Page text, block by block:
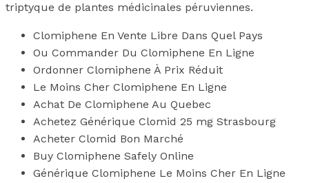
triptyque de plantes médicinales péruviennes.
Clomiphene En Vente Libre Dans Quel Pays
Ou Commander Du Clomiphene En Ligne
Ordonner Clomiphene À Prix Réduit
Le Moins Cher Clomiphene En Ligne
Achat De Clomiphene Au Quebec
Achetez Générique Clomid 25 mg Strasbourg
Acheter Clomid Bon Marché
Buy Clomiphene Safely Online
Générique Clomiphene Le Moins Cher En Ligne